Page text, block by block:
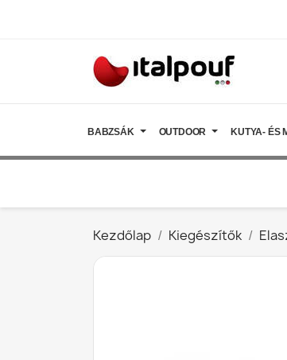
BABZSÁK OUTDOOR KUTYA- ÉS
Kezdőlap Kiegészítők